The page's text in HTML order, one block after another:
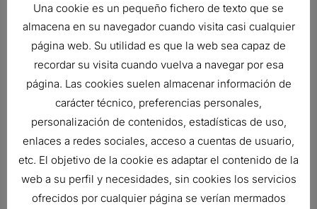
Price Type H
Related products
FILTRO DONALDSON
231,30€
Ref:B100121
Una cookie es un pequeño fichero de texto que se
almacena en su navegador cuando visita casi cualquier
página web. Su utilidad es que la web sea capaz de
recordar su visita cuando vuelva a navegar por esa
página. Las cookies suelen almacenar información de
carácter técnico, preferencias personales,
personalización de contenidos, estadísticas de uso,
enlaces a redes sociales, acceso a cuentas de usuario,
etc. El objetivo de la cookie es adaptar el contenido de la
web a su perfil y necesidades, sin cookies los servicios
ofrecidos por cualquier página se verían mermados